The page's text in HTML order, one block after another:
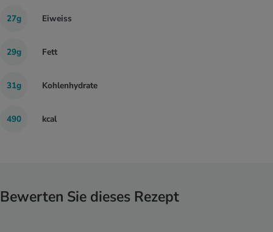
27g Eiweiss
29g Fett
31g Kohlenhydrate
490 kcal
Bewerten Sie dieses Rezept